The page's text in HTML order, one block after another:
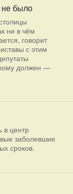
не было
ни в чём
говорит
с этим
должен —
в центр
заболевшие
сроков.